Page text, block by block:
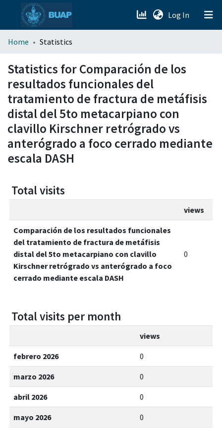
Log In (current)
menu.section.about_menu
All of DSpace
Home Statistics
Statistics for Comparación de los
resultados funcionales del
tratamiento de fractura de metáfisis
distal del 5to metacarpiano con
clavillo Kirschner retrógrado vs
anterógrado a foco cerrado mediante
escala DASH
Total visits
views
Comparación de los resultados funcionales
del tratamiento de fractura de metáfisis
distal del 5to metacarpiano con clavillo
Kirschner retrógrado vs anterógrado a foco
cerrado mediante escala DASH
0
Total visits per month
views
febrero 2026 0
marzo 2026 0
abril 2026 0
mayo 2026 0